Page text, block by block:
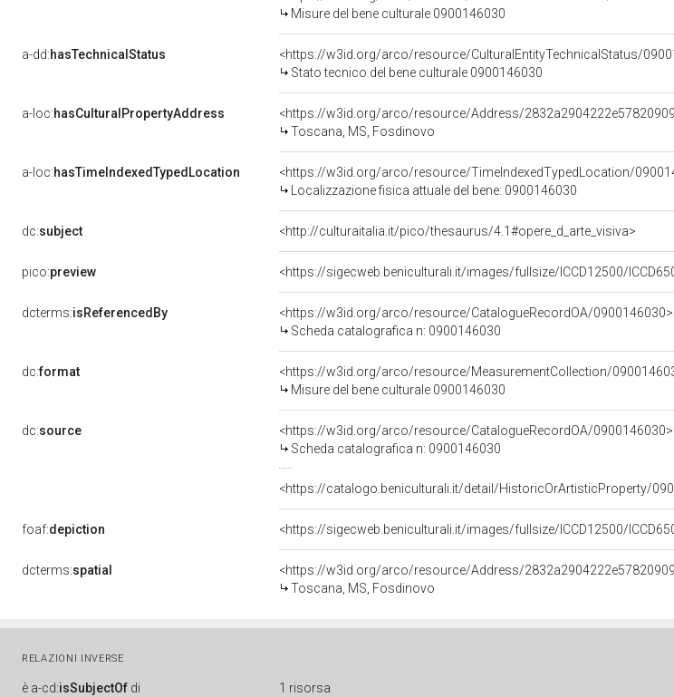
Misure del bene culturale 0900146030
a-dd:hasTechnicalStatus
<https://w3id.org/arco/resource/CulturalEntityTechnicalStatus/
Stato tecnico del bene culturale 0900146030
a-loc:hasCulturalPropertyAddress
<https://w3id.org/arco/resource/Address/
Toscana, MS, Fosdinovo
a-loc:hasTimeIndexedTypedLocation
<https://w3id.org/arco/resource/TimeIndexedTypedLocation/
Localizzazione fisica attuale del bene: 0900146030
dc:subject <http://culturaitalia.it/pico/thesaurus/4.1#opere_d_arte_visiva>
pico:preview <https://sigecweb.beniculturali.it/images/fullsize/ICCD12500/
dcterms:isReferencedBy
<https://w3id.org/arco/resource/CatalogueRecordOA/0900146030>
Scheda catalografica n: 0900146030
dc:format
<https://w3id.org/arco/resource/MeasurementCollection/
Misure del bene culturale 0900146030
dc:source
<https://w3id.org/arco/resource/CatalogueRecordOA/0900146030>
Scheda catalografica n: 0900146030
<https://catalogo.beniculturali.it/detail/HistoricOrArtisticProperty/
foaf:depiction <https://sigecweb.beniculturali.it/images/fullsize/ICCD12500/
dcterms:spatial
<https://w3id.org/arco/resource/Address/
Toscana, MS, Fosdinovo
RELAZIONI INVERSE
è a-cd:isSubjectOf di 1 risorsa